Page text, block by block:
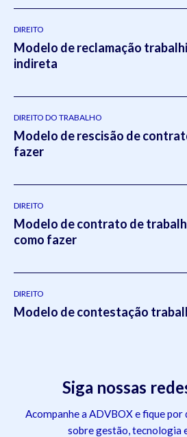
DIREITO
Modelo de reclamação
indireta
DIREITO DO TRABALHO
Modelo de rescisão de
fazer
DIREITO
Modelo de contrato de
como fazer
DIREITO
Modelo de contestação
Siga nossas
Acompanhe a ADVBOX e fique por
sobre gestão, tecnologia